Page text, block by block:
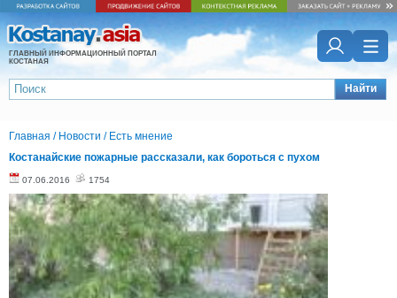
ГЛАВНЫЙ ИНФОРМАЦИОННЫЙ ПОРТАЛ
КОСТАНАЯ
Найти
Главная / Новости / Есть мнение
Костанайские пожарные рассказали, как бороться с пухом
07.06.2016 1754